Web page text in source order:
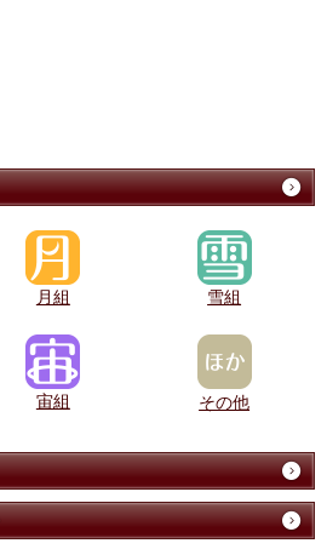
月組 雪組
宙組 その他